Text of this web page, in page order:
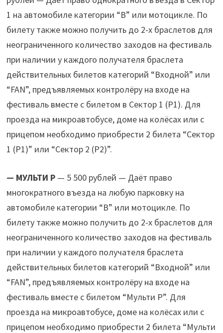
1 на автомобиле категории “B” или мотоцикле. По
билету также можно получить до 2-х браслетов для
неограниченного количество заходов на фестиваль
при наличии у каждого получателя браслета
действительных билетов категорий “Входной” или
“FAN”, предъявляемых контролёру на входе на
фестиваль вместе с билетом в Сектор 1 (Р1). Для
проезда на микроавтобусе, доме на колёсах или с
прицепом необходимо приобрести 2 билета “Сектор
1 (Р1)” или “Сектор 2 (Р2)”.
— МУЛЬТИ P— 5 500 рублей — Даёт право
многократного въезда на любую парковку на
автомобиле категории “B” или мотоцикле. По
билету также можно получить до 2-х браслетов для
неограниченного количество заходов на фестиваль
при наличии у каждого получателя браслета
действительных билетов категорий “Входной” или
“FAN”, предъявляемых контролёру на входе на
фестиваль вместе с билетом “Мульти P”. Для
проезда на микроавтобусе, доме на колёсах или с
прицепом необходимо приобрести 2 билета “Мульти